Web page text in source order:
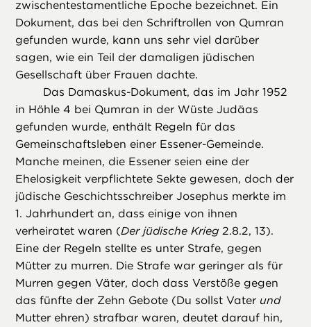
zwischentestamentliche Epoche bezeichnet. Ein
Dokument, das bei den Schriftrollen von Qumran
gefunden wurde, kann uns sehr viel darüber
sagen, wie ein Teil der damaligen jüdischen
Gesellschaft über Frauen dachte.
Das Damaskus-Dokument, das im Jahr 1952
in Höhle 4 bei Qumran in der Wüste Judäas
gefunden wurde, enthält Regeln für das
Gemeinschaftsleben einer Essener-Gemeinde.
Manche meinen, die Essener seien eine der
Ehelosigkeit verpflichtete Sekte gewesen, doch der
jüdische Geschichtsschreiber Josephus merkte im
1. Jahrhundert an, dass einige von ihnen
verheiratet waren (Der jüdische Krieg 2.8.2, 13).
Eine der Regeln stellte es unter Strafe, gegen
Mütter zu murren. Die Strafe war geringer als für
Murren gegen Väter, doch dass Verstöße gegen
das fünfte der Zehn Gebote (Du sollst Vater und
Mutter ehren) strafbar waren, deutet darauf hin,